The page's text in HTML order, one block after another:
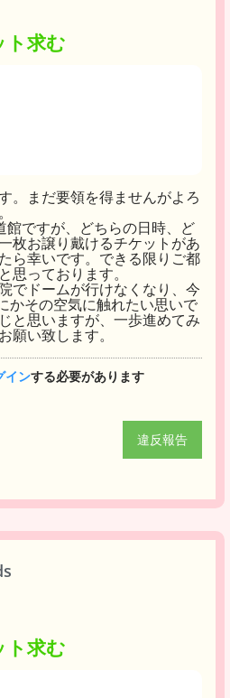
ト求む
。まだ要領を得ませんがよろ
ですが、どちらの日時、ど
枚お譲り戴けるチケットがあ
ら幸いです。できる限りご都
思っております。
でドームが行けなくなり、今
かその空気に触れたい思いで
と思いますが、一歩進めてみ
願い致します。
インする必要があります
違反報告
ト求む